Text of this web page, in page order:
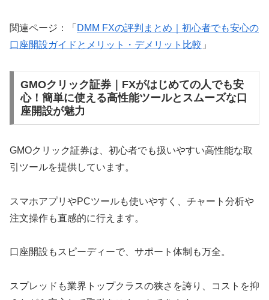
関連ページ：「 DMM FXの評判まとめ｜初心者でも安心の
口座開設ガイドとメリット・デメリット比較 」
GMOクリック証券｜FXがはじめての人でも安
心！簡単に使える高性能ツールとスムーズな口
座開設が魅力
GMOクリック証券は、初心者でも扱いやすい高性能な取
引ツールを提供しています。
スマホアプリやPCツールも使いやすく、チャート分析や
注文操作も直感的に行えます。
口座開設もスピーディーで、サポート体制も万全。
スプレッドも業界トップクラスの狭さを誇り、コストを抑